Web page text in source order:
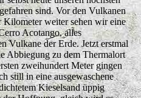
sind. Vor den Vulkanen
weiter sehen wir eine
Acotango, alles
Vulkane der Erde. Jetzt erstmal
Abbiegung zu dem Thermalort
zweihundert Meter gingen
still in eine ausgewaschene
Kieselsand üppig